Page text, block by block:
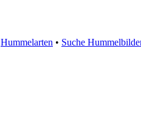
Hummelarten • Suche